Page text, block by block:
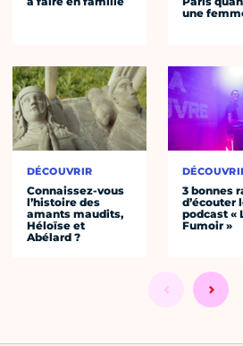
DÉCOUVRIR
Connaissez-vous
l’histoire des
amants maudits,
Héloïse et
Abélard ?
une
3 bonnes
d’écouter
podcast «
Fumoir »